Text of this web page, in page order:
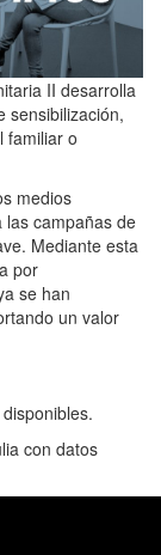
II desarrolla
sensibilización,
familiar o
medios
las campañas de
Mediante esta
por
se han
un valor
con datos